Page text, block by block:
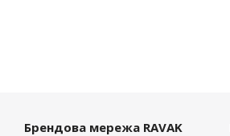
Брендова мережа RAVAK